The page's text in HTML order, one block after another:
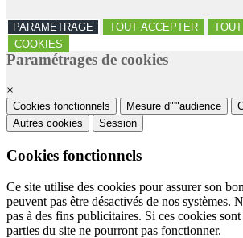
PARAMETRAGE TOUT ACCEPTER
COOKIES
Paramétrages de cookies
×
Cookies fonctionnels Mesure d"'"audience
Autres cookies
Session
Cookies fonctionnels
Ce site utilise des cookies pour assurer son
peuvent pas être désactivés de nos systèmes.
pas à des fins publicitaires. Si ces cookies
parties du site ne pourront pas fonctionner.